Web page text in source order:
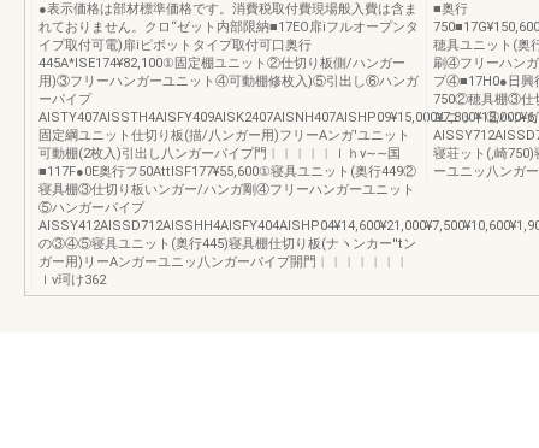
●表示価格は部材標準価格です。消費税取付費現場般入費は含ま
れておりません。クロ“ゼット内部限納■17EO扉iフルオープンタ
イプ取付可電)扉iピボットタイプ取付可口奥行
445A*ISE174¥82,100①固定棚ユニット②仕切り板側/ハンガー
用)③フリーハンガーユニット④可動棚修枚入)⑤引出し⑥ハンガ
ーパイプ
固定綱ユニット仕切り板(描/八ンガー用)フリーAンガ'ユニット
可動棚(2枚入)引出し八ンガーパイプ門︱︱︱︱︱ｌｈν∼∼国
■117F●0E奥行フ50AttISF177¥55,600①寝具ユニット(奥行449②
寝具棚③仕切り板いンガー/ハンガ剛④フリーハンガーユニット
⑤ハンガーパイプ
の③④⑤寝具ユニット(奥行445)寝具棚仕切り板(ナヽンカー′′tン
ガー用)リーAンガーユニッ八ンガーパイプ開門︱︱︱︱︱︱︱
ｌν珂け362
■奥行
穂具ユニット(奥
刷④フリーハン
プ④■17H0●日興
750②穂具棚③仕
ユニット⑤ハン
寝荘ット(,崎750)
ーユニッ八ンガ